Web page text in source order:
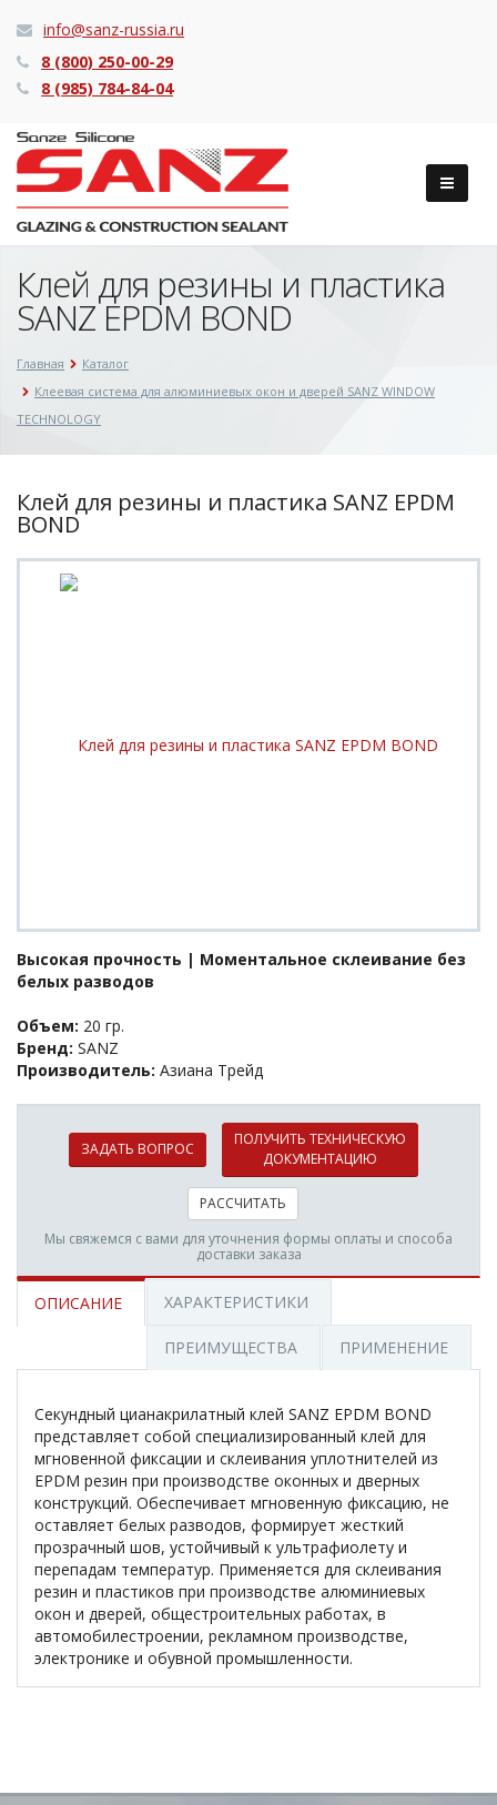
info@sanz-russia.ru
8 (800) 250-00-29
8 (985) 784-84-04
Клей для резины и пластика
SANZ EPDM BOND
Главная
Каталог
Клеевая система для алюминиевых окон и дверей SANZ WINDOW
TECHNOLOGY
Клей для резины и пластика SANZ EPDM
BOND
Высокая прочность | Моментальное склеивание без
белых разводов
Объем: 20 гр.
Бренд: SANZ
Производитель: Азиана Трейд
ЗАДАТЬ ВОПРОС
ПОЛУЧИТЬ ТЕХНИЧЕСКУЮ
ДОКУМЕНТАЦИЮ
РАССЧИТАТЬ
Мы свяжемся с вами для уточнения формы оплаты и способа
доставки заказа
ОПИСАНИЕ ХАРАКТЕРИСТИКИ
ПРЕИМУЩЕСТВА ПРИМЕНЕНИЕ
Секундный цианакрилатный клей SANZ EPDM BOND
представляет собой специализированный клей для
мгновенной фиксации и склеивания уплотнителей из
EPDM резин при производстве оконных и дверных
конструкций. Обеспечивает мгновенную фиксацию, не
оставляет белых разводов, формирует жесткий
прозрачный шов, устойчивый к ультрафиолету и
перепадам температур. Применяется для склеивания
резин и пластиков при производстве алюминиевых
окон и дверей, общестроительных работах, в
автомобилестроении, рекламном производстве,
электронике и обувной промышленности.